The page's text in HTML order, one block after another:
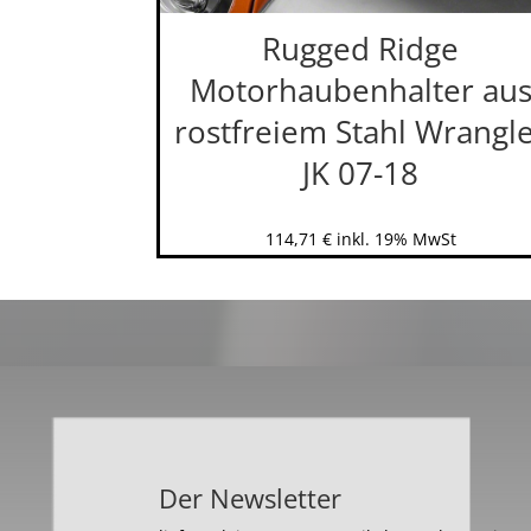
Rugged Ridge
Motorhaubenhalter aus
rostfreiem Stahl
JK 07-18
114,71 € inkl. 19% MwSt
Der Newsletter